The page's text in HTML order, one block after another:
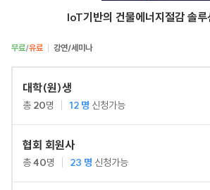
IoT기반의 건물에너지절감 솔루
무료/유료 강연/세미나
대학(원)생
총 20명 12 명 신청가능
협회 회원사
총40명 23 명 신청가능